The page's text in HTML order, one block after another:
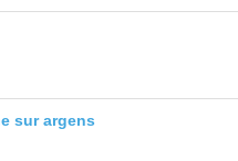
sur argens